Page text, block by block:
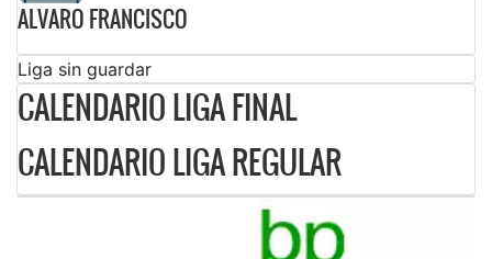
ALVARO FRANCISCO
Liga sin guardar
CALENDARIO LIGA FINAL
CALENDARIO LIGA REGULAR